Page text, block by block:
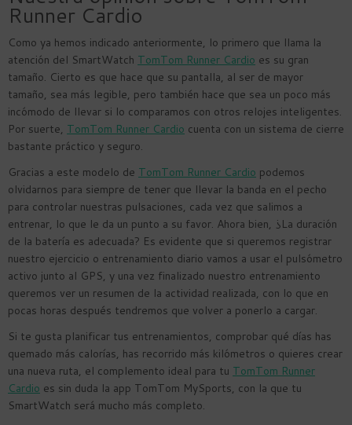
Runner Cardio
Como ya hemos indicado anteriormente, lo primero que llama la
atención del SmartWatch TomTom Runner Cardio es su gran
tamaño. Cierto es que hace que su pantalla, al ser de mayor
tamaño, sea más legible, pero también hace que sea un poco más
incómodo de llevar si lo comparamos con otros relojes inteligentes.
Por suerte, TomTom Runner Cardio cuenta con un sistema de cierre
bastante práctico y seguro.
Gracias a este modelo de TomTom Runner Cardio podemos
olvidarnos para siempre de tener que llevar la banda en el pecho
para controlar nuestras pulsaciones, cada vez que salimos a
entrenar, lo que le da un punto a su favor. Ahora bien, ¿La duración
de la batería es adecuada? Es evidente que si queremos registrar
nuestro ejercicio o entrenamiento diario vamos a usar el pulsómetro
activo junto al GPS, y una vez finalizado nuestro entrenamiento
queremos ver un resumen de la actividad realizada, con lo que en
pocas horas después tendremos que volver a ponerlo a cargar.
Si te gusta planificar tus entrenamientos, comprobar qué días has
quemado más calorías, has recorrido más kilómetros o quieres crear
una nueva ruta, el complemento ideal para tu TomTom Runner
Cardio es sin duda la app TomTom MySports, con la que tu
SmartWatch será mucho más completo.